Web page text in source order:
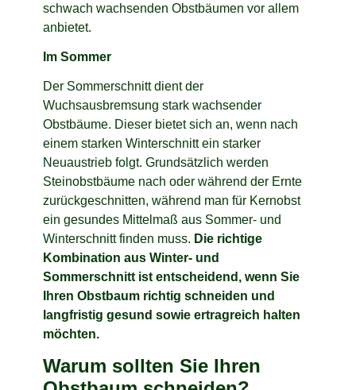
schwach wachsenden Obstbäumen vor allem
anbietet.
Im Sommer
Der Sommerschnitt dient der
Wuchsausbremsung stark wachsender
Obstbäume. Dieser bietet sich an, wenn nach
einem starken Winterschnitt ein starker
Neuaustrieb folgt. Grundsätzlich werden
Steinobstbäume nach oder während der Ernte
zurückgeschnitten, während man für Kernobst
ein gesundes Mittelmaß aus Sommer- und
Winterschnitt finden muss. Die richtige
Kombination aus Winter- und
Sommerschnitt ist entscheidend, wenn Sie
Ihren Obstbaum richtig schneiden und
langfristig gesund sowie ertragreich halten
möchten.
Warum sollten Sie Ihren